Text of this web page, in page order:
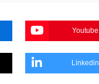
Youtube
Linkedin